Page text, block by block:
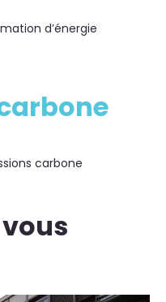
d’énergie
carbone